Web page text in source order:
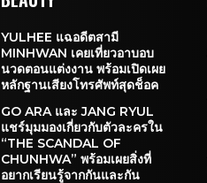
YULHEE แฉอดีตสามี
MINHWAN เคยเที่ยวอาบอบ
นวดตอนแต่งงาน พร้อมเปิดเผย
หลักฐานเสียงโทรศัพท์สุดช็อค
GO ARA และ JANG RYUL
แชร์มุมมองเกี่ยวกับตัวละครใน
“THE SCANDAL OF
CHUNHWA” พร้อมเผยสิ่งที่
อยากเรียนรู้จากกันและกัน